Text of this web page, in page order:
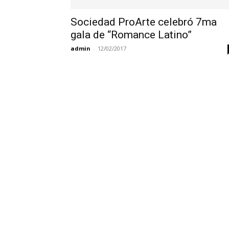
Sociedad ProArte celebró 7ma
gala de “Romance Latino”
admin - 12/02/2017